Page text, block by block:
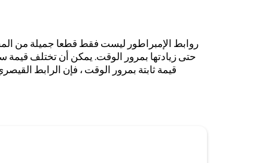
روابط الإمبراطور ليست فقط قطعا جميلة من
حتى زيادتها بمرور الوقت. يمكن أن تختلف قيمة
قيمة ثابتة بمرور الوقت ، فإن الرابط